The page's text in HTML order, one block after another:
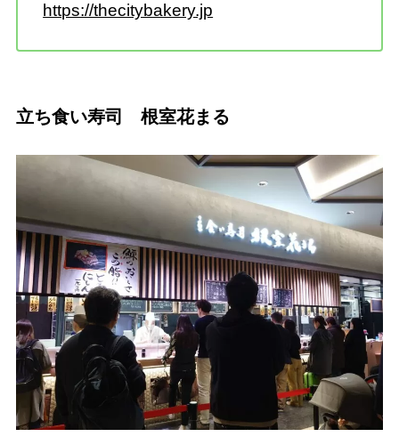
https://thecitybakery.jp
立ち食い寿司 根室花まる